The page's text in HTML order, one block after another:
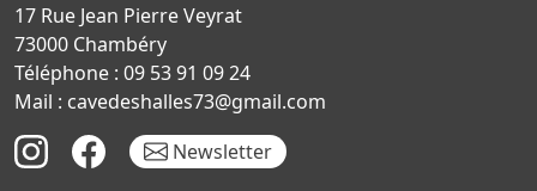
17 Rue Jean Pierre Veyrat
73000 Chambéry
Téléphone : 09 53 91 09 24
Mail : cavedeshalles73@gmail.com
Newsletter